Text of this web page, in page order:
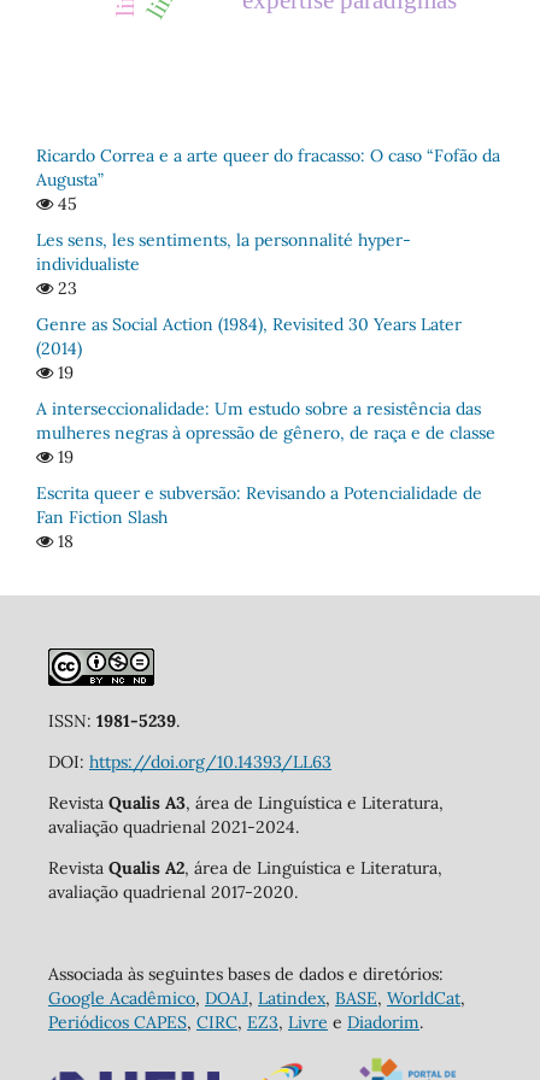
Ricardo Correa e a arte queer do fracasso: O caso “Fofão da
Augusta”
45
Les sens, les sentiments, la personnalité hyper-
individualiste
23
Genre as Social Action (1984), Revisited 30 Years Later
(2014)
19
A interseccionalidade: Um estudo sobre a resistência das
mulheres negras à opressão de gênero, de raça e de classe
19
Escrita queer e subversão: Revisando a Potencialidade de
Fan Fiction Slash
18
ISSN: 1981-5239.
DOI: https://doi.org/10.14393/LL63
Revista Qualis A3, área de Linguística e Literatura,
avaliação quadrienal 2021-2024.
Revista Qualis A2, área de Linguística e Literatura,
avaliação quadrienal 2017-2020.
Associada às seguintes bases de dados e diretórios:
Google Acadêmico, DOAJ, Latindex, BASE, WorldCat,
Periódicos CAPES, CIRC, EZ3, Livre e Diadorim.